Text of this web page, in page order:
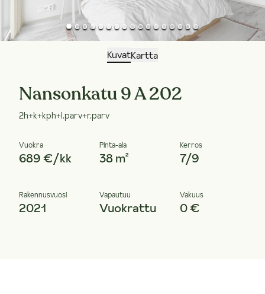
KuvatKartta
Nansonkatu 9 A 202
2h+k+kph+l.parv+r.parv
Vuokra
689 €/kk
Pinta-ala
38 m²
Kerros
7/9
Rakennusvuosi
2021
Vapautuu
Vuokrattu
Vakuus
0 €